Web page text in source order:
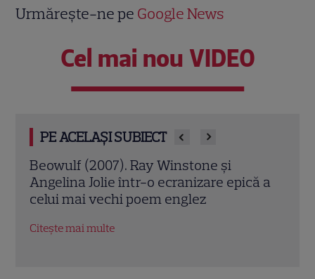
Urmărește-ne pe Google News
Cel mai nou VIDEO
PE ACELAȘI SUBIECT
Jack Ryan: Agentul din umbră (2014).
Chris Pine și Kevin Costner, într-o cursă
contra cronometru pentru salvarea